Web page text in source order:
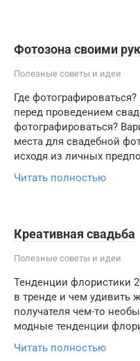
Фотозона своими
Полезные советы и идеи
Где
перед проведением
фотографироваться?
места для свадебной
исходя из личных
Читать полностью
Креативная свадьба
Полезные советы и идеи
Тенденции флористики
в тренде и чем удивить
получателя чем-то
модные тенденции
Читать полностью